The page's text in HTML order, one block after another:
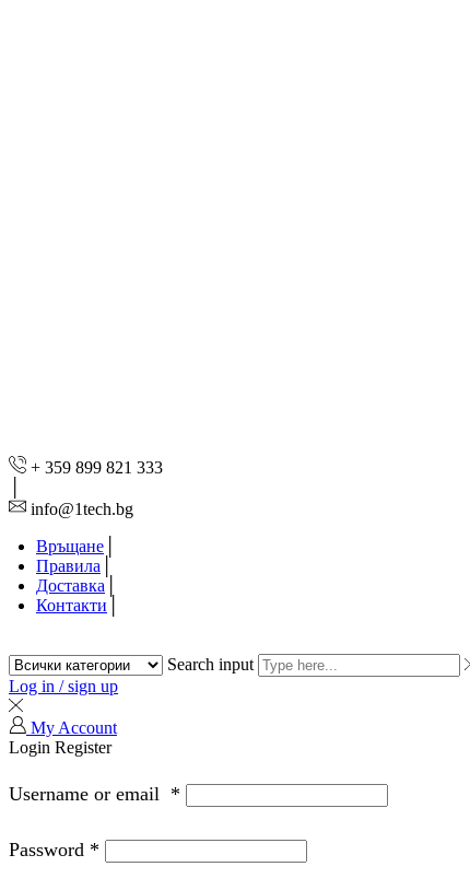
+ 359 899 821 333
info@1tech.bg
Връщане
Правила
Доставка
Контакти
Search input
Log in / sign up
My Account
Login Register
Username or email *
Password *